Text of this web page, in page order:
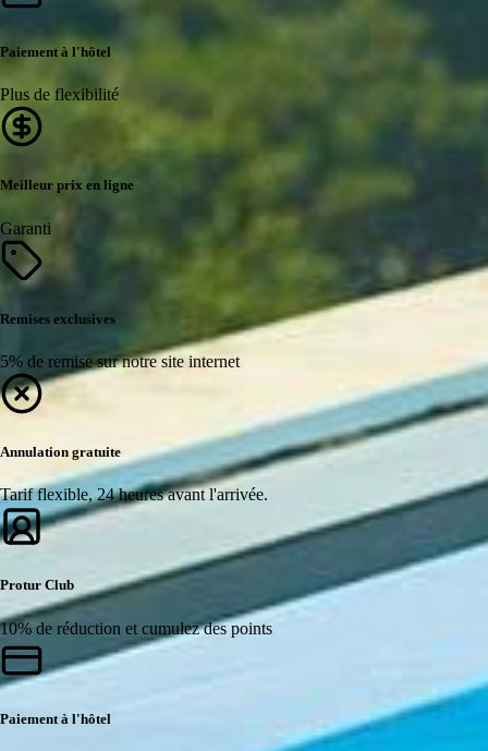
Paiement à l'hôtel
Plus de flexibilité
Meilleur prix en ligne
Garanti
Remises exclusives
5% de remise sur notre site internet
Annulation gratuite
Tarif flexible, 24 heures avant l'arrivée.
Protur Club
10% de réduction et cumulez des points
Paiement à l'hôtel